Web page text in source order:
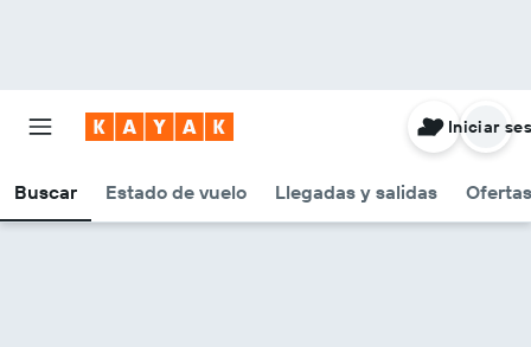
Buscar Estado de vuelo Llegadas y salidas Ofertas
Iniciar